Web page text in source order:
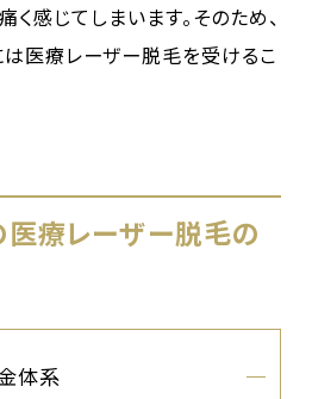
感じてしまいます。そのため、
医療レーザー脱毛を受けるこ
療レーザー脱毛の
体系